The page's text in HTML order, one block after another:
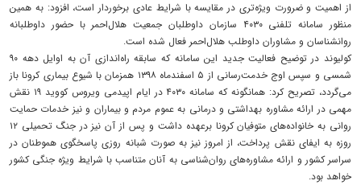
از اهمیت و ضرورت ویژه‌تری در مقایسه با شرایط عادی برخوردار است، افزود: به همین
منظور سامانه تلفنی ۴۰۳۰ سازمان داوطلبان جمعیت هلال‌احمر با حضور داوطلبانه
روانشناسان و مشاوران داوطلب هلال‌احمر فعال شده است.
کولیوند در توضیح فعالیت جدید این سامانه که سابقه راه‌اندازی آن به اوایل دهه ۹۰
شمسی و سپس اوج خدمت‌رسانی از ۵ اسفندماه ۱۳۹۸ همزمان با شیوع بیماری کرونا باز
می‌گردد، تصریح کرد: همانگونه که سامانه ۴۰۳۰ در ایام اپیدمی ویروس کووید ۱۹ نقش
مهمی در ارائه‌ مشاوره بهداشتی و درمانی به عموم مردم و بیماران و نیز خدمات حمایت
روانی به خانواده‌های متوفیان کرونا برعهده داشت و پس از آن نیز در جنگ تحمیلی ۱۲
روزه به ایفای نقش پرداخت، از امروز نیز به صورت شبانه روزی پاسخگوی هموطنان در
سراسر کشور و ارائه مشاوره‌های روان‌شناسی به آنان متناسب با شرایط ویژه جنگی کشور
خواهد بود.